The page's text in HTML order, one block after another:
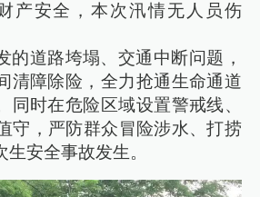
产安全，本次汛情无人员伤
的道路垮塌、交通中断问题，
清障除险，全力抢通生命通道
同时在危险区域设置警戒线、
守，严防群众冒险涉水、打捞
安全事故发生。